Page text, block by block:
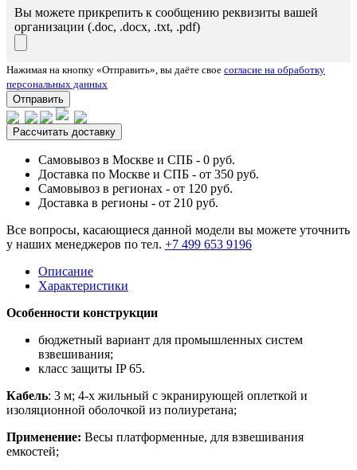
Вы можете прикрепить к сообщению реквизиты вашей
организации (.doc, .docx, .txt, .pdf)
Нажимая на кнопку «Отправить», вы даёте свое согласие на обработку
персональных данных
Отправить
Рассчитать доставку
Самовывоз в Москве и СПБ - 0 руб.
Доставка по Москве и СПБ - от 350 руб.
Самовывоз в регионах - от 120 руб.
Доставка в регионы - от 210 руб.
Все вопросы, касающиеся данной модели вы можете уточнить
у наших менеджеров по тел. +7 499 653 9196
Описание
Характеристики
Особенности конструкции
бюджетный вариант для промышленных систем
взвешивания;
класс защиты IP 65.
Кабель: 3 м; 4-х жильный с экранирующей оплеткой и
изоляционной оболочкой из полиуретана;
Применение: Весы платформенные, для взвешивания
емкостей;